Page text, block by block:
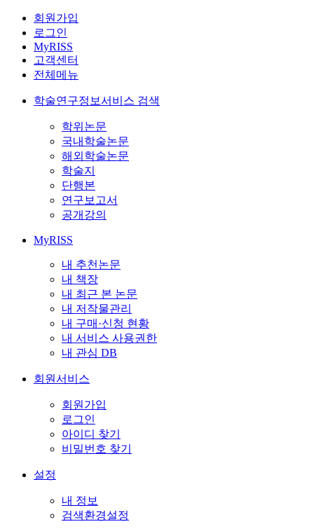
회원가입
로그인
MyRISS
고객센터
전체메뉴
학술연구정보서비스 검색
학위논문
국내학술논문
해외학술논문
학술지
단행본
연구보고서
공개강의
MyRISS
내 추천논문
내 책장
내 최근 본 논문
내 저작물관리
내 구매·신청 현황
내 서비스 사용권한
내 관심 DB
회원서비스
회원가입
로그인
아이디 찾기
비밀번호 찾기
설정
내 정보
검색환경설정